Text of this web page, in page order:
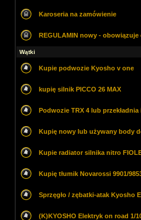
Karoseria na zamówienie
REGULAMIN nowy - obowiązuje
Wątki
Kupie podwozie Kyosho v one
kupię silnik PICCO 26 MAX
Podwozie TRX 4 lub
Kupię nowy lub używany body
Kupie radiator silnika nitro
Kupię tłumik Novarossi 9901/
Sprzęgło / zębatki-atak Kyosho
(K)KYOSHO Elektryk on road 1/